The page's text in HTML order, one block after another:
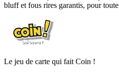
bluff et fous rires garantis, pour
Le jeu de carte qui fait Coin !